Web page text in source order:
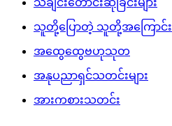
သီချင်းတောင်းဆိုခြင်းများ
သူတို့ပြောတဲ့ သူတို့အကြောင်း
အထွေထွေဗဟုသုတ
အနုပညာရှင်သတင်းများ
အားကစားသတင်း